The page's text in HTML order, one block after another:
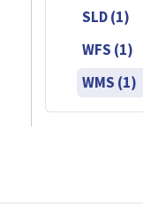
SLD (1)
WFS (1)
WMS (1)